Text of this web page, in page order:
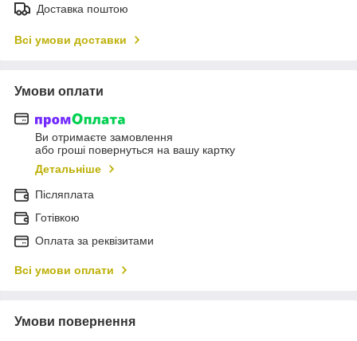
Доставка поштою
Всі умови доставки
Умови оплати
Ви отримаєте замовлення
або гроші повернуться на вашу картку
Детальніше
Післяплата
Готівкою
Оплата за реквізитами
Всі умови оплати
Умови повернення